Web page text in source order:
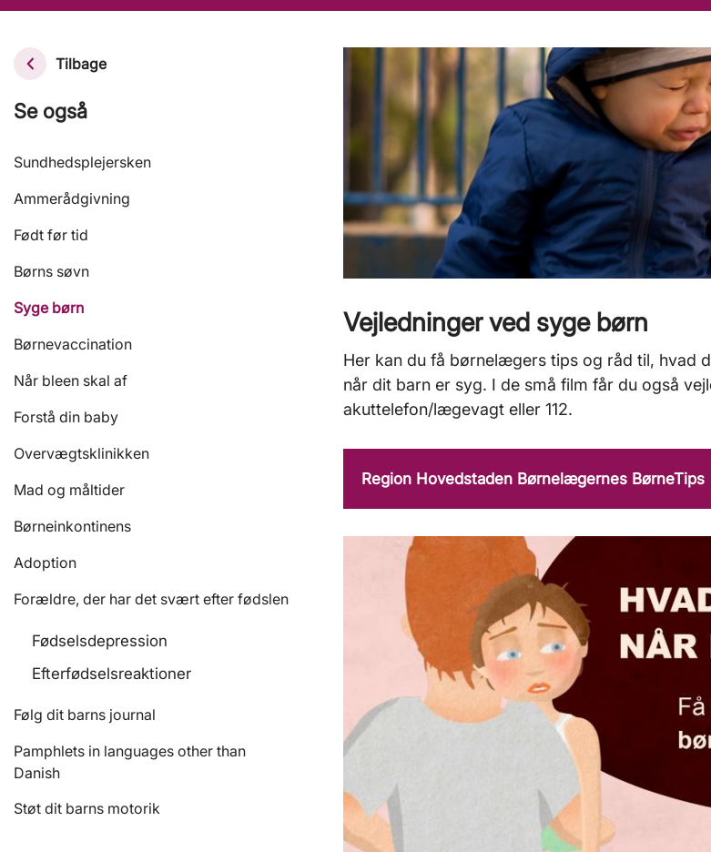
Tilbage
Se også
Sundhedsplejersken
Ammerådgivning
Født før tid
Børns søvn
Syge børn
Børnevaccination
Når bleen skal af
Forstå din baby
Overvægtsklinikken
Mad og måltider
Børneinkontinens
Adoption
Forældre, der har det svært efter fødslen
Fødselsdepression
Efterfødselsreaktioner
Følg dit barns journal
Pamphlets in languages other than
Danish
Støt dit barns motorik
Vejledninger ved syge børn
Her kan du få børnelægers tips og råd til,
når dit barn er syg. I de små film får du også
akuttelefon/lægevagt eller 112.
Region Hovedstaden Børnelægernes BørneTips